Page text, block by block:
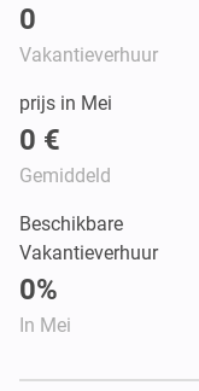
0
Vakantieverhuur
prijs in Mei
0 €
Gemiddeld
Beschikbare
Vakantieverhuur
0%
In Mei